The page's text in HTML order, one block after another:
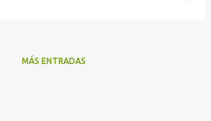
MÁS ENTRADAS